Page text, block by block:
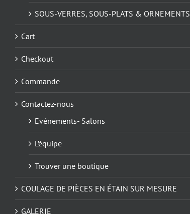
SOUS-VERRES, SOUS-PLATS & ORNEMENTS
Cart
Checkout
Commande
Contactez-nous
Evénements- Salons
L’équipe
Trouver une boutique
COULAGE DE PIÈCES EN ÉTAIN SUR MESURE
GALERIE